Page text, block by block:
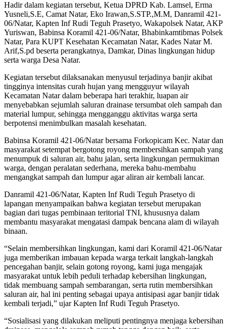
Hadir dalam kegiatan tersebut, Ketua DPRD Kab. Lamsel, Erma
Yusneli,S.E, Camat Natar, Eko Irawan,S.STP.,M.M, Danramil 421-
06/Natar, Kapten Inf Rudi Teguh Prasetyo, Wakapolsek Natar, AKP
Yuriswan, Babinsa Koramil 421-06/Natar, Bhabinkamtibmas Polsek
Natar, Para KUPT Kesehatan Kecamatan Natar, Kades Natar M.
Arif,S.pd beserta perangkatnya, Damkar, Dinas lingkungan hidup
serta warga Desa Natar.
Kegiatan tersebut dilaksanakan menyusul terjadinya banjir akibat
tingginya intensitas curah hujan yang mengguyur wilayah
Kecamatan Natar dalam beberapa hari terakhir, luapan air
menyebabkan sejumlah saluran drainase tersumbat oleh sampah dan
material lumpur, sehingga mengganggu aktivitas warga serta
berpotensi menimbulkan masalah kesehatan.
Babinsa Koramil 421-06/Natar bersama Forkopicam Kec. Natar dan
masyarakat setempat bergotong royong membersihkan sampah yang
menumpuk di saluran air, bahu jalan, serta lingkungan permukiman
warga, dengan peralatan sederhana, mereka bahu-membahu
mengangkat sampah dan lumpur agar aliran air kembali lancar.
Danramil 421-06/Natar, Kapten Inf Rudi Teguh Prasetyo di
lapangan menyampaikan bahwa kegiatan tersebut merupakan
bagian dari tugas pembinaan teritorial TNI, khususnya dalam
membantu masyarakat mengatasi dampak bencana alam di wilayah
binaan.
“Selain membersihkan lingkungan, kami dari Koramil 421-06/Natar
juga memberikan imbauan kepada warga terkait langkah-langkah
pencegahan banjir, selain gotong royong, kami juga mengajak
masyarakat untuk lebih peduli terhadap kebersihan lingkungan,
tidak membuang sampah sembarangan, serta rutin membersihkan
saluran air, hal ini penting sebagai upaya antisipasi agar banjir tidak
kembali terjadi,” ujar Kapten Inf Rudi Teguh Prasetyo.
“Sosialisasi yang dilakukan meliputi pentingnya menjaga kebersihan